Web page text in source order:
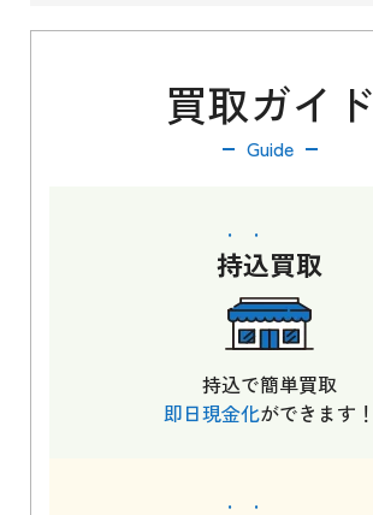
買取ガイド
Guide
持込買取
持込で簡単買取
即日現金化ができます！